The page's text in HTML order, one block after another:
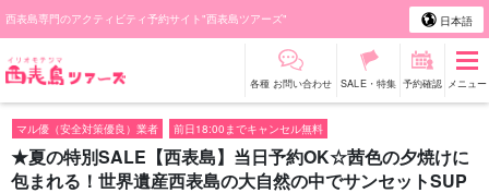
西表島専門のアクティビティ予約サイト"西表島ツアーズ" 日本語
各種 お問い合わせ SALE・特集 予約確認 メニュー
マル優（安全対策優良）業者 前日18:00までキャンセル無料
★夏の特別SALE【西表島】当日予約OK☆茜色の夕焼けに
包まれる！世界遺産西表島の大自然の中でサンセットSUP